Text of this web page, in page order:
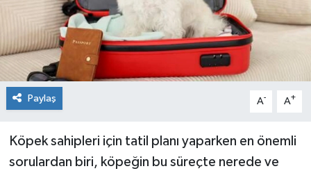
Paylaş A- A+
Köpek sahipleri için tatil planı yaparken en önemli
sorulardan biri, köpeğin bu süreçte nerede ve